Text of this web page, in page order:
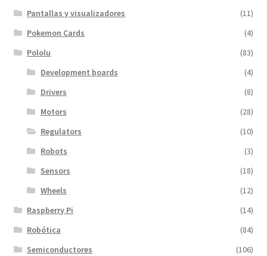
Pantallas y visualizadores
(11)
Pokemon Cards
(4)
Pololu
(83)
Development boards
(4)
Drivers
(8)
Motors
(28)
Regulators
(10)
Robots
(3)
Sensors
(18)
Wheels
(12)
Raspberry Pi
(14)
Robótica
(84)
Semiconductores
(106)